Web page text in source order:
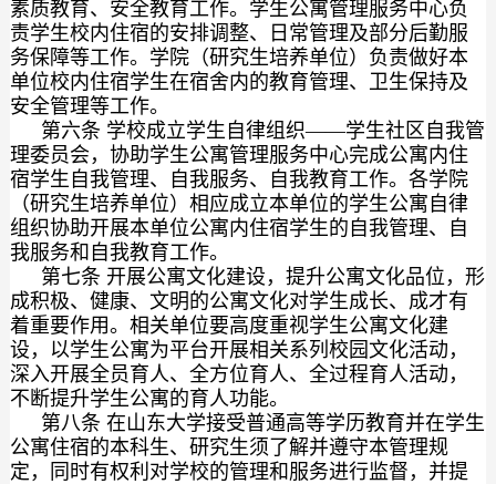
素质教育、安全教育工作。学生公寓管理服务中心负
责学生校内住宿的安排调整、日常管理及部分后勤服
务保障等工作。学院（研究生培养单位）负责做好本
单位校内住宿学生在宿舍内的教育管理、卫生保持及
安全管理等工作。
第六条 学校成立学生自律组织——学生社区自我管
理委员会，协助学生公寓管理服务中心完成公寓内住
宿学生自我管理、自我服务、自我教育工作。各学院
（研究生培养单位）相应成立本单位的学生公寓自律
组织协助开展本单位公寓内住宿学生的自我管理、自
我服务和自我教育工作。
第七条 开展公寓文化建设，提升公寓文化品位，形
成积极、健康、文明的公寓文化对学生成长、成才有
着重要作用。相关单位要高度重视学生公寓文化建
设，以学生公寓为平台开展相关系列校园文化活动，
深入开展全员育人、全方位育人、全过程育人活动，
不断提升学生公寓的育人功能。
第八条 在山东大学接受普通高等学历教育并在学生
公寓住宿的本科生、研究生须了解并遵守本管理规
定，同时有权利对学校的管理和服务进行监督，并提